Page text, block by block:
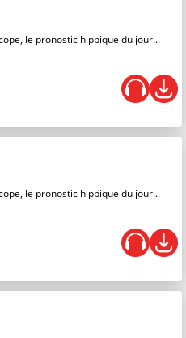
le pronostic hippique du jour...
le pronostic hippique du jour...